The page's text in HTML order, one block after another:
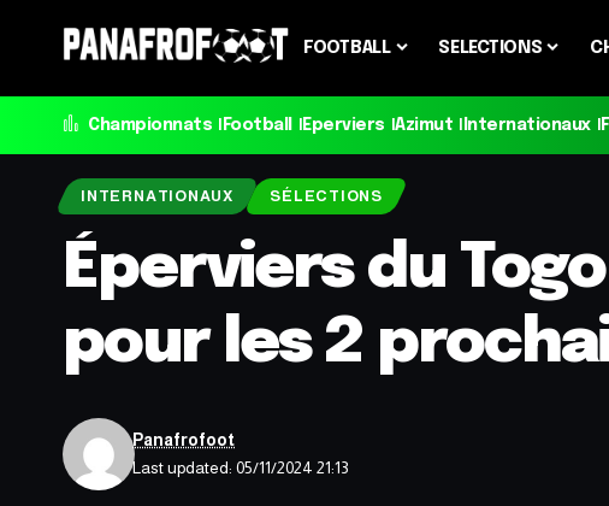
FOOTBALL SELECTIONS
Championnats Football Eperviers Azimut Internationaux
INTERNATIONAUX SÉLECTIONS
Éperviers du
pour les 2
Last updated: 05/11/2024 21:13
Panafrofoot